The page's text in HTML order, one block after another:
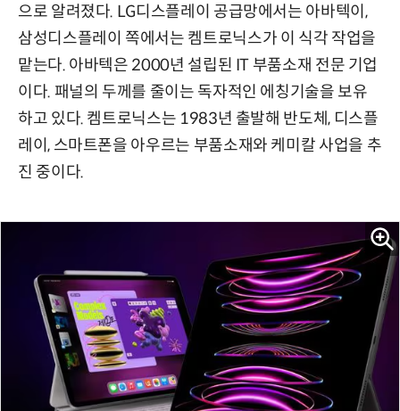
으로 알려졌다. LG디스플레이 공급망에서는 아바텍이,
삼성디스플레이 쪽에서는 켐트로닉스가 이 식각 작업을
맡는다. 아바텍은 2000년 설립된 IT 부품소재 전문 기업
이다. 패널의 두께를 줄이는 독자적인 에칭기술을 보유
하고 있다. 켐트로닉스는 1983년 출발해 반도체, 디스플
레이, 스마트폰을 아우르는 부품소재와 케미칼 사업을 추
진 중이다.